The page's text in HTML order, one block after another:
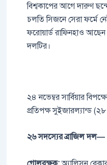
বিশ্বকাপের আগে দারুণ
চলতি সিজনে সেরা ফর্মে
ফরোয়ার্ড রাফিনহাও
দলটির।
২৪ নভেম্বর সার্বিয়ার
প্রতিপক্ষ সুইজারল্যান্ড
২৬ সদস্যের ব্রাজিল দল—